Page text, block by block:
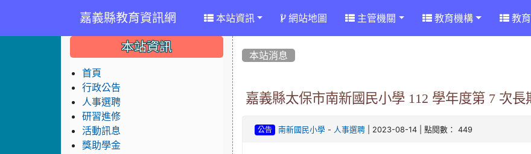
嘉義縣教育資訊網 本站資訊 網站地圖 主管機關 教育機構 教
本站消息
嘉義縣太保市南新國民小學 112 學年度第 7 次
公告 南新國民小學 - 人事選聘 | 2023-08-14 | 點閱數： 449
::: 本站資訊
首頁
行政公告
人事選聘
研習進修
活動訊息
獎助學金